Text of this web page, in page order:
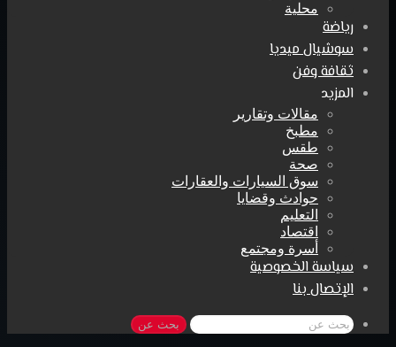
محلية
رياضة
سوشيال ميديا
ثقافة وفن
المزيد
مقالات وتقارير
مطبخ
طقس
صحة
سوق السيارات والعقارات
حوادث وقضايا
التعليم
اقتصاد
أسرة ومجتمع
سياسة الخصوصية
الإتصال بنا
بحث عن